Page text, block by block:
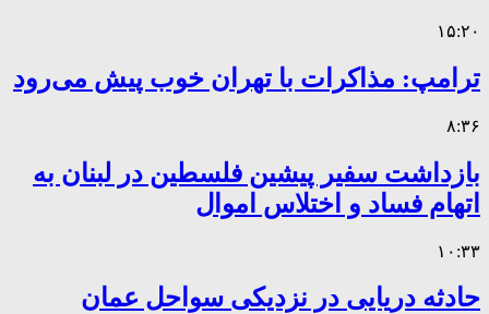
۱۵:۲۰
ترامپ: مذاکرات با تهران خوب پیش می‌رود
۸:۳۶
بازداشت سفیر پیشین فلسطین در لبنان به
اتهام فساد و اختلاس اموال
۱۰:۳۳
حادثه دریایی در نزدیکی سواحل عمان